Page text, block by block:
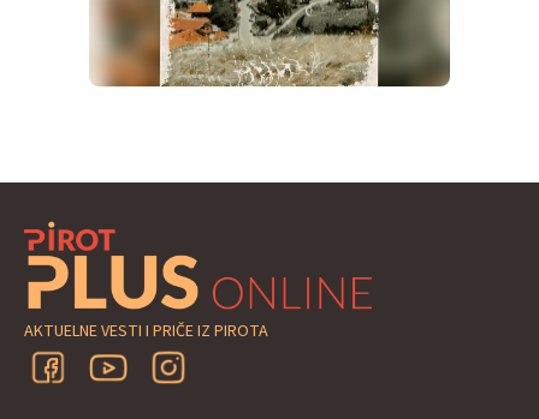
AKTUELNE VESTI I PRIČE IZ PIROTA